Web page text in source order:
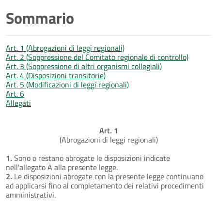
Sommario
Art. 1 (Abrogazioni di leggi regionali)
Art. 2 (Soppressione del Comitato regionale di controllo)
Art. 3 (Soppressione di altri organismi collegiali)
Art. 4 (Disposizioni transitorie)
Art. 5 (Modificazioni di leggi regionali)
Art. 6
Allegati
Art. 1
(Abrogazioni di leggi regionali)
1. Sono o restano abrogate le disposizioni indicate
nell'allegato A alla presente legge.
2. Le disposizioni abrogate con la presente legge continuano
ad applicarsi fino al completamento dei relativi procedimenti
amministrativi.